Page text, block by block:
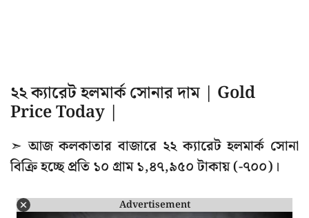
২২ ক্যারেট হলমার্ক সোনার দাম | Gold
Price Today |
➣ আজ কলকাতার বাজারে ২২ ক্যারেট হলমার্ক সোনা
বিক্রি হচ্ছে প্রতি ১০ গ্রাম ১,৪৭,৯৫০ টাকায় (-৭০০)।
Advertisement